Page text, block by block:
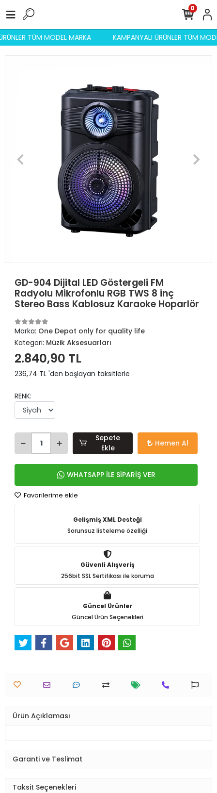
TÜM MODEL MARKA KAMPANYALI ÜRÜNLER TÜM
0
GD-904 Dijital LED Göstergeli FM
Radyolu Mikrofonlu RGB TWS 8 inç
Stereo Bass Kablosuz Karaoke Hoparlör
Marka: One Depot only for quality life
Kategori: Müzik Aksesuarları
2.840,90 TL
236,74 TL 'den başlayan taksitlerle
RENK:
Sepete
Ekle
Hemen Al
WHATSAPP İLE SİPARİŞ VER
Favorilerime ekle
Gelişmiş XML Desteği
Sorunsuz listeleme özelliği
Güvenli Alışveriş
256bit SSL Sertifikası ile koruma
Güncel Ürünler
Güncel Ürün Seçenekleri
Ürün Açıklaması
Garanti ve Teslimat
Taksit Seçenekleri